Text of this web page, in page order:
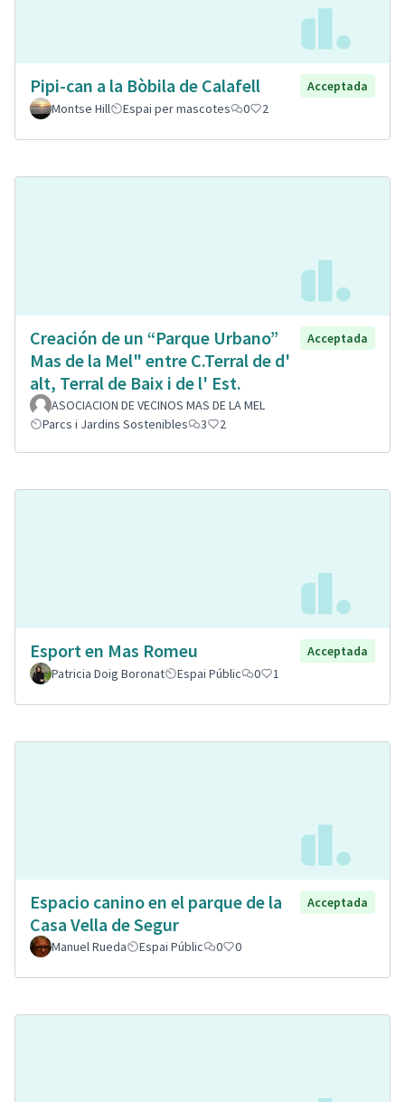
Pipi-can a la Bòbila de Calafell
Acceptada
Montse Hill
Espai per mascotes 0 2
Creación de un “Parque Urbano”
Mas de la Mel" entre C.Terral de d'
alt, Terral de Baix i de l' Est.
Acceptada
ASOCIACION DE VECINOS MAS DE LA MEL
Parcs i Jardins Sostenibles
3 2
Esport en Mas Romeu
Acceptada
Patricia Doig Boronat
Espai Públic 0 1
Espacio canino en el parque de la
Casa Vella de Segur
Acceptada
Manuel Rueda Espai Públic 0 0